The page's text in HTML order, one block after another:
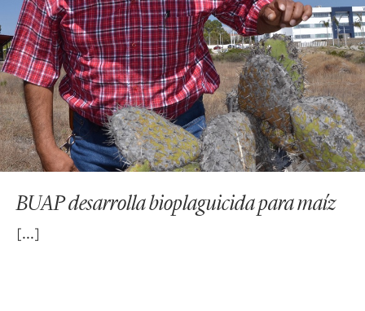
BUAP desarrolla bioplaguicida para maíz